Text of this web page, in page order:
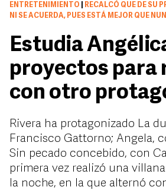
ENTRETENIMIENTO
RECALCÓ QUE DE SU
NI SE ACUERDA, PUES ESTÁ MEJOR QUE
Estudia
proyectos para
con otro
Rivera ha protagonizado La
Francisco Gattorno; Angela,
Sin pecado concebido, con
primera vez realizó una
la noche, en la que alternó